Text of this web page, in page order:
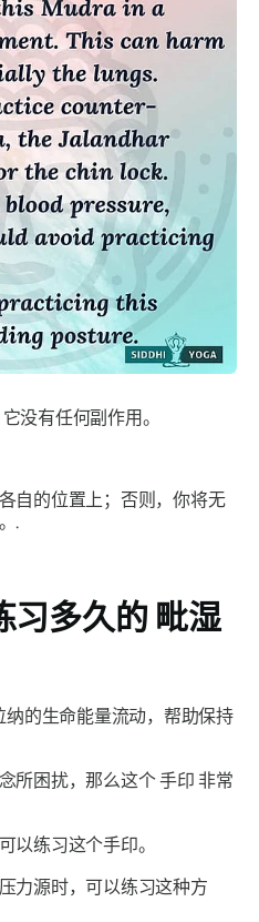
没有任何副作用。
自的位置上；否则，你将无
.
习多久的 毗湿
纳的生命能量流动，帮助保持
所困扰，那么这个手印 非常
以练习这个手印。
力源时，可以练习这种方